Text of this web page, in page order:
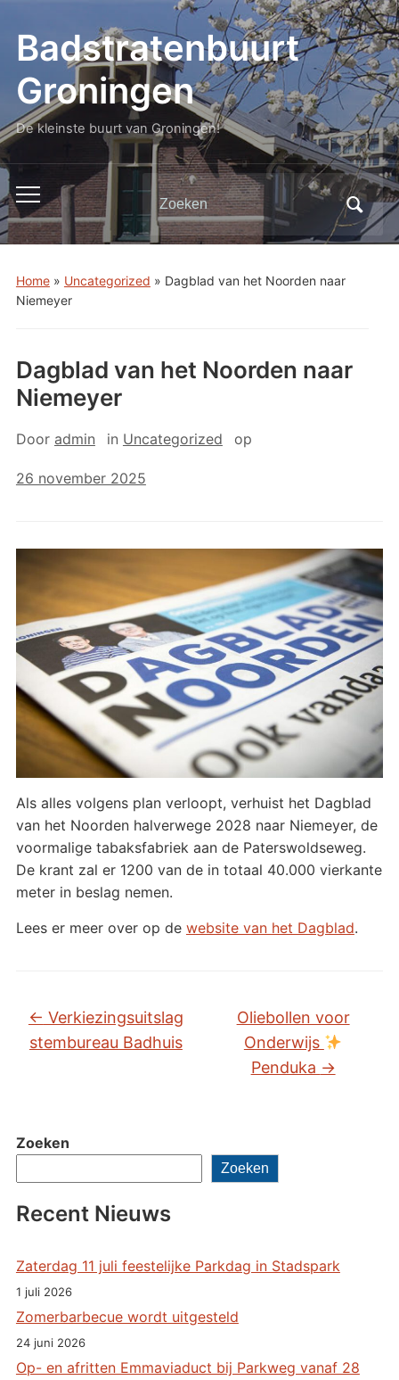
Badstratenbuurt
Groningen
De kleinste buurt van Groningen!
Toggle
mobiel
menu
Zoeken
naar:
Home» Uncategorized » Dagblad van het Noorden naar
Niemeyer
Zoeken
Zoeken
Recent Nieuws
Zaterdag 11 juli feestelijke Parkdag in Stadspark
1 juli 2026
Zomerbarbecue wordt uitgesteld
24 juni 2026
Op- en afritten Emmaviaduct bij Parkweg vanaf 28
Dagblad van het Noorden naar
Niemeyer
Door admin in Uncategorized op
26 november 2025
Als alles volgens plan verloopt, verhuist het Dagblad
van het Noorden halverwege 2028 naar Niemeyer, de
voormalige tabaksfabriek aan de Paterswoldseweg.
De krant zal er 1200 van de in totaal 40.000 vierkante
meter in beslag nemen.
Lees er meer over op de website van het Dagblad.
← Verkiezingsuitslag
stembureau Badhuis
Oliebollen voor
Onderwijs
Penduka →